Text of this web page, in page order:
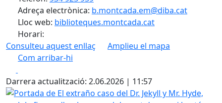
Adreça electrònica: b.montcada.em@diba.cat
Lloc web: biblioteques.montcada.cat
Horari:
Consulteu aquest enllaç
Amplieu el mapa
Com arribar-hi
+
−
Darrera actualització: 2.06.2026 | 11:57
Portada de El extraño caso del Dr. Jekyll y Mr. Hyde,